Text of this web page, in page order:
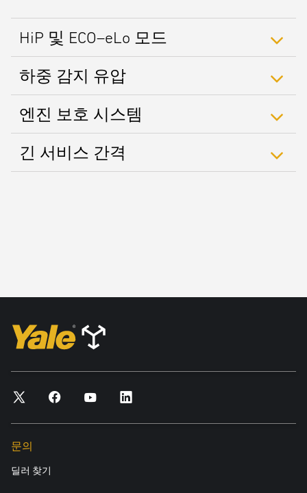
HiP 및 ECO–eLo 모드
하중 감지 유압
엔진 보호 시스템
긴 서비스 간격
문의
딜러 찾기